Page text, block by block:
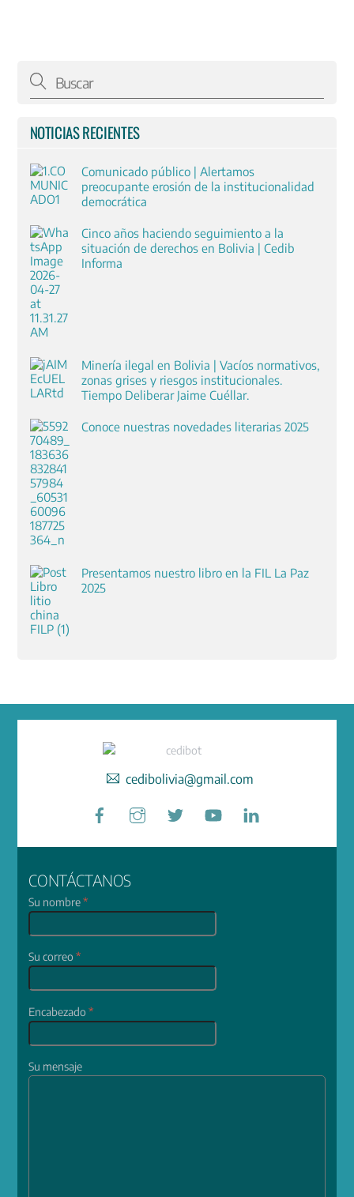
NOTICIAS RECIENTES
Comunicado público | Alertamos
preocupante erosión de la institucionalidad
democrática
Cinco años haciendo seguimiento a la
situación de derechos en Bolivia | Cedib
Informa
Minería ilegal en Bolivia | Vacíos normativos,
zonas grises y riesgos institucionales.
Tiempo Deliberar Jaime Cuéllar.
Conoce nuestras novedades literarias 2025
Presentamos nuestro libro en la FIL La Paz
2025
cedibolivia@gmail.com
Facebook
CONTÁCTANOS
Su nombre*
Su correo*
Encabezado*
Su mensaje